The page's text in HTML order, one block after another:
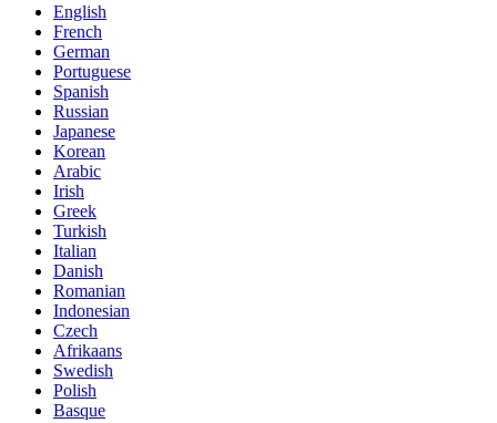
English
French
German
Portuguese
Spanish
Russian
Japanese
Korean
Arabic
Irish
Greek
Turkish
Italian
Danish
Romanian
Indonesian
Czech
Afrikaans
Swedish
Polish
Basque